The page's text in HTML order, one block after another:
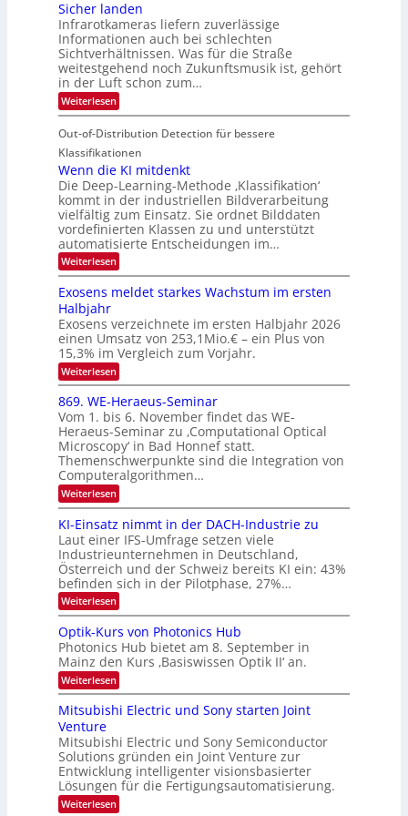
e
m
s
u
n
d
M
a
n
t
i
S
p
e
c
t
r
c
h
k
e
i
t
e
r
i
n
V
I
S
I
O
N
T
e
c
h
T
a
l
k
d
e
d
T
o
u
r
u
d
e
r
V
S
O
N
2
0
2
6
Sicher landen
Infrarotkameras liefern zuverlässige
Informationen auch bei schlechten
Sichtverhältnissen. Was für die Straße
weitestgehend noch Zukunftsmusik ist, gehört
in der Luft schon zum…
Weiterlesen:
S
c
h
r
l
a
n
d
e
n
Out-of-Distribution Detection für bessere
Klassifikationen
Wenn die KI mitdenkt
Die Deep-Learning-Methode ‚Klassifikation‘
kommt in der industriellen Bildverarbeitung
vielfältig zum Einsatz. Sie ordnet Bilddaten
vordefinierten Klassen zu und unterstützt
automatisierte Entscheidungen im…
Weiterlesen:
W
n
d
i
e
K
I
m
i
t
d
e
n
k
t
Exosens meldet starkes Wachstum im ersten
Halbjahr
Exosens verzeichnete im ersten Halbjahr 2026
einen Umsatz von 253,1Mio.€ – ein Plus von
15,3% im Vergleich zum Vorjahr.
Weiterlesen:
E
x
o
s
e
n
s
m
e
l
d
e
t
s
t
a
r
k
e
W
a
c
h
s
u
i
m
e
r
s
t
869. WE-Heraeus-Seminar
Vom 1. bis 6. November findet das WE-
Heraeus-Seminar zu ‚Computational Optical
Microscopy‘ in Bad Honnef statt.
Themenschwerpunkte sind die Integration von
Computeralgorithmen…
Weiterlesen:
8
9
.
W
E
-
H
e
r
a
e
u
s
-
S
e
n
a
r
KI-Einsatz nimmt in der DACH-Industrie zu
Laut einer IFS-Umfrage setzen viele
Industrieunternehmen in Deutschland,
Österreich und der Schweiz bereits KI ein: 43%
befinden sich in der Pilotphase, 27%…
Weiterlesen:
K
-
E
i
n
s
a
t
n
m
m
t
i
Optik-Kurs von Photonics Hub
Photonics Hub bietet am 8. September in
Mainz den Kurs ‚Basiswissen Optik II‘ an.
Weiterlesen:
O
p
t
k
-
K
u
r
s
Mitsubishi Electric und Sony starten Joint
Venture
Mitsubishi Electric und Sony Semiconductor
Solutions gründen ein Joint Venture zur
Entwicklung intelligenter visionsbasierter
Lösungen für die Fertigungsautomatisierung.
Weiterlesen: